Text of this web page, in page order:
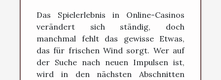
Das Spielerlebnis in Online-Casinos
verändert sich ständig, doch
manchmal fehlt das gewisse Etwas,
das für frischen Wind sorgt. Wer auf
der Suche nach neuen Impulsen ist,
wird in den nächsten Abschnitten